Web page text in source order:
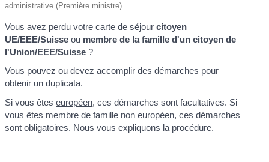
administrative (Première ministre)
Vous avez perdu votre carte de séjourcitoyen
UE/EEE/Suisse ou membre de la famille d'un citoyen de
l'Union/EEE/Suisse ?
Vous pouvez ou devez accomplir des démarches pour
obtenir un duplicata.
Si vous êteseuropéen, ces démarches sont facultatives. Si
vous êtes membre de famille non européen, ces démarches
sont obligatoires. Nous vous expliquons la procédure.